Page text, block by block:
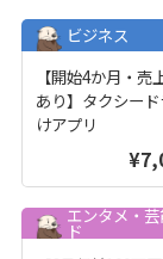
ビジネス
【開始4か月・売
あり】タクシー
けアプリ
エンタメ・
ド